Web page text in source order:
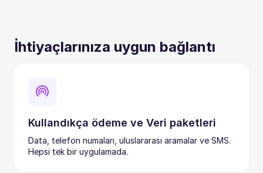
İhtiyaçlarınıza uygun bağlantı
Kullandıkça ödeme ve Veri paketleri
Data, telefon numaları, uluslararası aramalar ve SMS.
Hepsi tek bir uygulamada.